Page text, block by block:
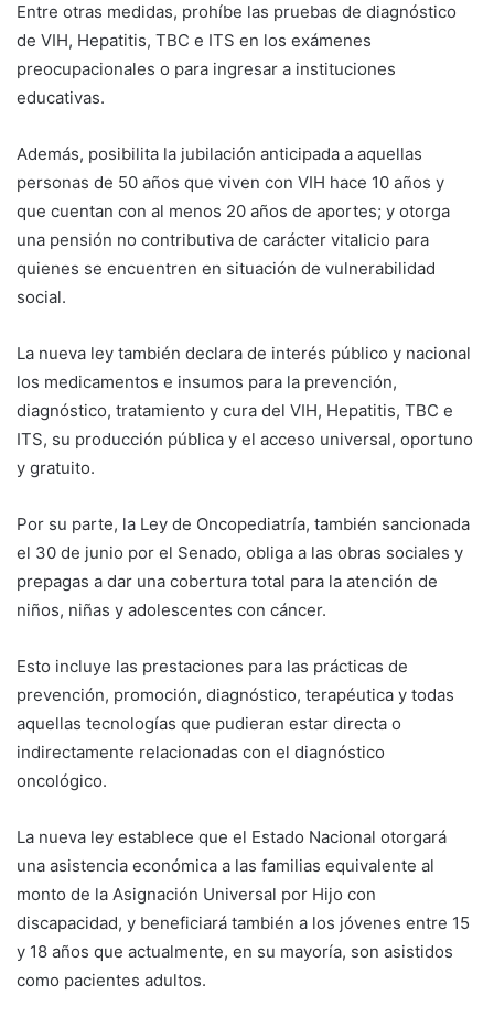
Entre otras medidas, prohíbe las pruebas de diagnóstico
de VIH, Hepatitis, TBC e ITS en los exámenes
preocupacionales o para ingresar a instituciones
educativas.
Además, posibilita la jubilación anticipada a aquellas
personas de 50 años que viven con VIH hace 10 años y
que cuentan con al menos 20 años de aportes; y otorga
una pensión no contributiva de carácter vitalicio para
quienes se encuentren en situación de vulnerabilidad
social.
La nueva ley también declara de interés público y nacional
los medicamentos e insumos para la prevención,
diagnóstico, tratamiento y cura del VIH, Hepatitis, TBC e
ITS, su producción pública y el acceso universal, oportuno
y gratuito.
Por su parte, la Ley de Oncopediatría, también sancionada
el 30 de junio por el Senado, obliga a las obras sociales y
prepagas a dar una cobertura total para la atención de
niños, niñas y adolescentes con cáncer.
Esto incluye las prestaciones para las prácticas de
prevención, promoción, diagnóstico, terapéutica y todas
aquellas tecnologías que pudieran estar directa o
indirectamente relacionadas con el diagnóstico
oncológico.
La nueva ley establece que el Estado Nacional otorgará
una asistencia económica a las familias equivalente al
monto de la Asignación Universal por Hijo con
discapacidad, y beneficiará también a los jóvenes entre 15
y 18 años que actualmente, en su mayoría, son asistidos
como pacientes adultos.